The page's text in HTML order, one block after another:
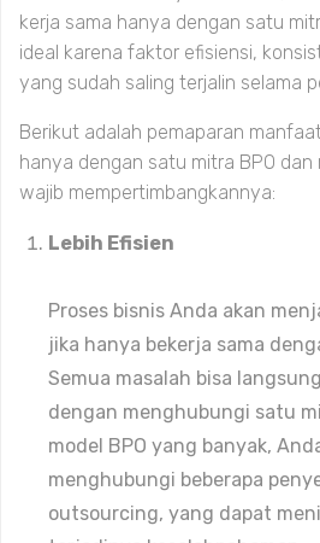
kerja sama hanya dengan satu
ideal karena faktor efisiensi,
yang sudah saling terjalin selama
Berikut adalah pemaparan
hanya dengan satu mitra BPO
wajib mempertimbangkannya:
Lebih Efisien
Proses bisnis Anda akan
jika hanya bekerja sama
Semua masalah bisa
dengan menghubungi satu
model BPO yang banyak,
menghubungi beberapa
outsourcing, yang dapat